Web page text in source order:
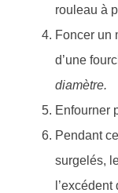
rouleau à
Foncer un
d’une
diamètre.
Enfourner
Pendant
surgelés,
l’excédent